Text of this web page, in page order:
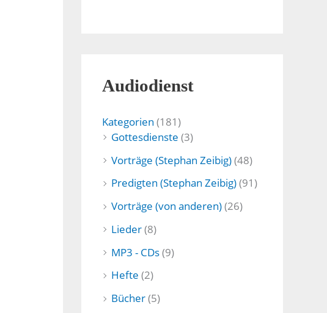
Audiodienst
Kategorien (181)
Gottesdienste (3)
Vorträge (Stephan Zeibig)(48)
Predigten (Stephan Zeibig)(91)
Vorträge (von anderen)(26)
Lieder(8)
MP3 - CDs(9)
Hefte (2)
Bücher(5)